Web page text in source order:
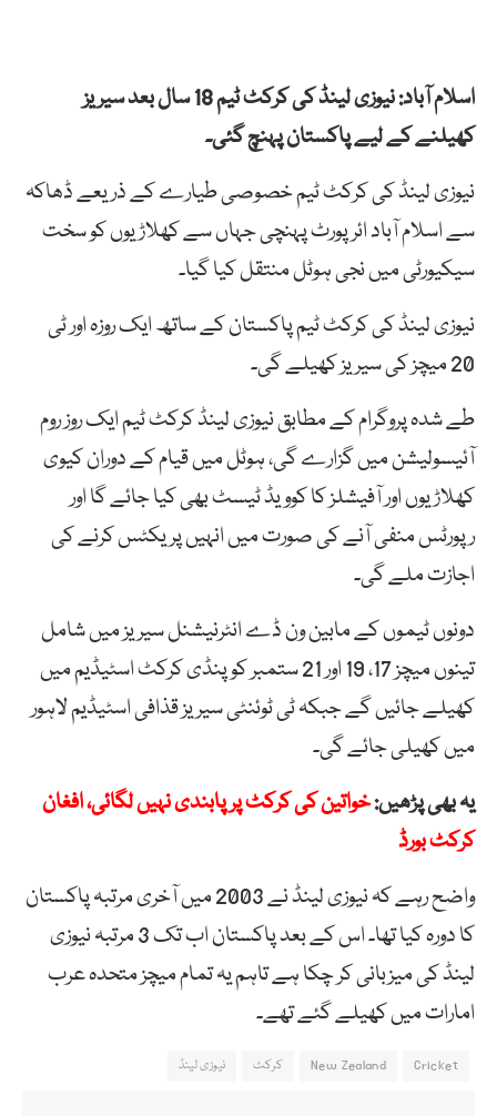
اسلام آباد: نیوزی لینڈ کی کرکٹ ٹیم 18 سال بعد سیریز
کھیلنے کے لیے پاکستان پہنچ گئی۔
نیوزی لینڈ کی کرکٹ ٹیم خصوصی طیارے کے ذریعے ڈھاکہ
سے اسلام آباد ائرپورٹ پہنچی جہاں سے کھلاڑیوں کو سخت
سیکیورٹی میں نجی ہوٹل منتقل کیا گیا۔
نیوزی لینڈ کی کرکٹ ٹیم پاکستان کے ساتھ ایک روزہ اور ٹی
20 میچز کی سیریز کھیلے گی۔
طے شدہ پروگرام کے مطابق نیوزی لینڈ کرکٹ ٹیم ایک روز روم
آئیسولیشن میں گزارے گی، ہوٹل میں قیام کے دوران کیوی
کھلاڑیوں اور آفیشلز کا کوویڈ ٹیسٹ بھی کیا جائے گا اور
رپورٹس منفی آنے کی صورت میں انہیں پریکٹس کرنے کی
اجازت ملے گی۔
دونوں ٹیموں کے مابین ون ڈے انٹرنیشنل سیریز میں شامل
تینوں میچز 17، 19 اور 21 ستمبر کو پنڈی کرکٹ اسٹیڈیم میں
کھیلے جائیں گے جبکہ ٹی ٹوئنٹی سیریز قذافی اسٹیڈیم لاہور
میں کھیلی جائے گی۔
یہ بھی پڑھیں:خواتین کی کرکٹ پر پابندی نہیں لگائی، افغان
کرکٹ بورڈ
واضح رہے کہ نیوزی لینڈ نے 2003 میں آخری مرتبہ پاکستان
کا دورہ کیا تھا۔ اس کے بعد پاکستان اب تک 3 مرتبہ نیوزی
لینڈ کی میزبانی کر چکا ہے تاہم یہ تمام میچز متحدہ عرب
امارات میں کھیلے گئے تھے۔
Cricket
New Zealand کرکٹ نیوزی لینڈ